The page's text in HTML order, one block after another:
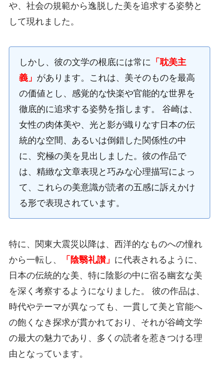
や、社会の規範から逸脱した美を追求する姿勢と
して現れました。
しかし、彼の文学の根底には常に 「耽美主
義」 があります。これは、美そのものを最高
の価値とし、感覚的な快楽や官能的な世界を
徹底的に追求する姿勢を指します。 谷崎は、
女性の肉体美や、光と影が織りなす日本の伝
統的な空間、あるいは倒錯した関係性の中
に、究極の美を見出しました。彼の作品で
は、精緻な文章表現と巧みな心理描写によっ
て、これらの美意識が読者の五感に訴えかけ
る形で表現されています。
特に、関東大震災以降は、西洋的なものへの憧れ
から一転し、
「陰翳礼讃」 に代表されるように、
日本の伝統的な美、特に陰影の中に宿る幽玄な美
を深く考察するようになりました。 彼の作品は、
時代やテーマが異なっても、一貫して美と官能へ
の飽くなき探求が貫かれており、それが谷崎文学
の最大の魅力であり、多くの読者を惹きつける理
由となっています。